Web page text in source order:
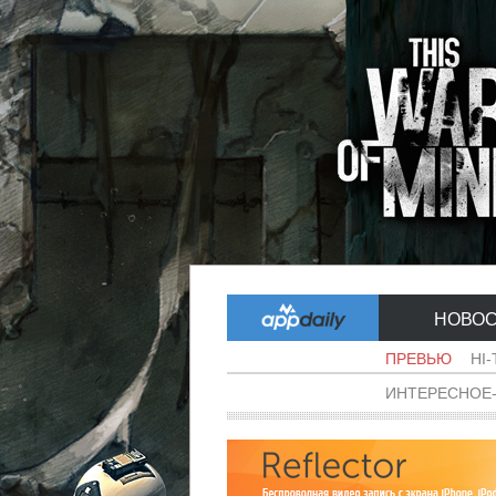
ПРЕВЬЮ HI-